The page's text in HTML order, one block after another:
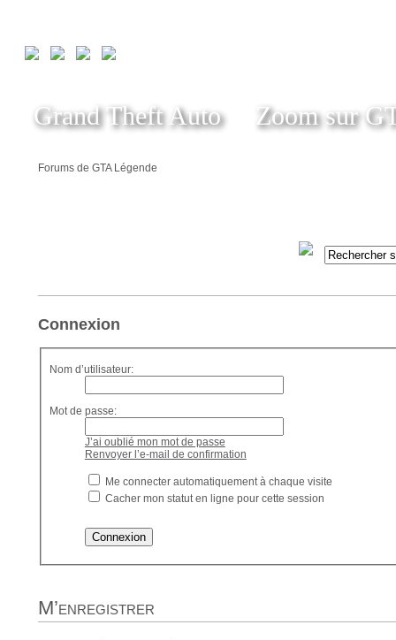
Grand Theft Auto Zoom sur
Forums de GTA Légende
Connexion
Nom d’utilisateur:
Mot de passe:
J’ai oublié mon mot de passe
Renvoyer l’e-mail de confirmation
Me connecter automatiquement à chaque visite
Cacher mon statut en ligne pour cette session
M’enregistrer